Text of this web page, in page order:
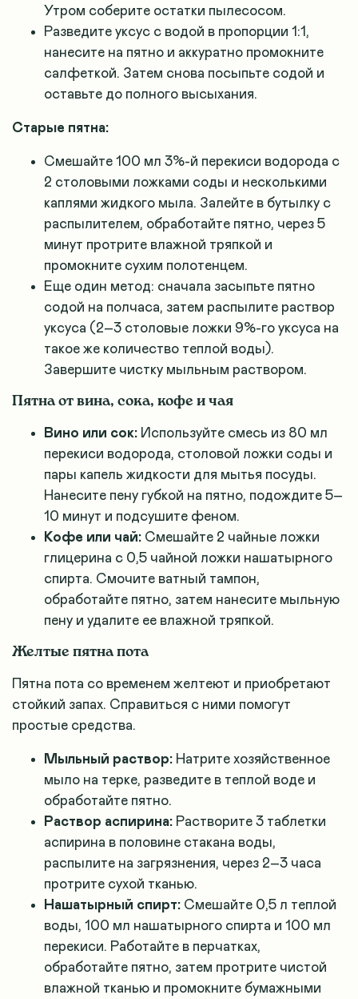
Утром соберите остатки пылесосом.
Разведите уксус с водой в пропорции 1:1,
нанесите на пятно и аккуратно промокните
салфеткой. Затем снова посыпьте содой и
оставьте до полного высыхания.
Старые пятна:
Смешайте 100 мл 3%-й перекиси водорода с
2 столовыми ложками соды и несколькими
каплями жидкого мыла. Залейте в бутылку с
распылителем, обработайте пятно, через 5
минут протрите влажной тряпкой и
промокните сухим полотенцем.
Еще один метод: сначала засыпьте пятно
содой на полчаса, затем распылите раствор
уксуса (2–3 столовые ложки 9%-го уксуса на
такое же количество теплой воды).
Завершите чистку мыльным раствором.
Пятна от вина, сока, кофе и чая
Вино или сок: Используйте смесь из 80 мл
перекиси водорода, столовой ложки соды и
пары капель жидкости для мытья посуды.
Нанесите пену губкой на пятно, подождите 5–
10 минут и подсушите феном.
Кофе или чай: Смешайте 2 чайные ложки
глицерина с 0,5 чайной ложки нашатырного
спирта. Смочите ватный тампон,
обработайте пятно, затем нанесите мыльную
пену и удалите ее влажной тряпкой.
Желтые пятна пота
Пятна пота со временем желтеют и приобретают
стойкий запах. Справиться с ними помогут
простые средства.
Мыльный раствор: Натрите хозяйственное
мыло на терке, разведите в теплой воде и
обработайте пятно.
Раствор аспирина: Растворите 3 таблетки
аспирина в половине стакана воды,
распылите на загрязнения, через 2–3 часа
протрите сухой тканью.
Нашатырный спирт: Смешайте 0,5 л теплой
воды, 100 мл нашатырного спирта и 100 мл
перекиси. Работайте в перчатках,
обработайте пятно, затем протрите чистой
влажной тканью и промокните бумажными